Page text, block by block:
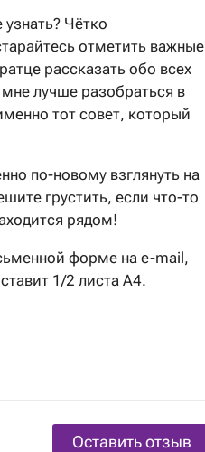
Чётко
отметить важные
рассказать обо всех
лучше разобраться в
тот совет, который
по-новому взглянуть на
грустить, если что-то
рядом!
форме на e-mail,
1/2 листа А4.
Оставить отзыв